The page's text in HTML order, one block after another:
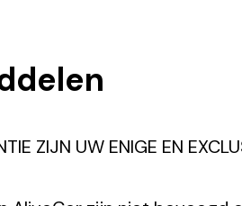
ZIJN UW ENIGE EN